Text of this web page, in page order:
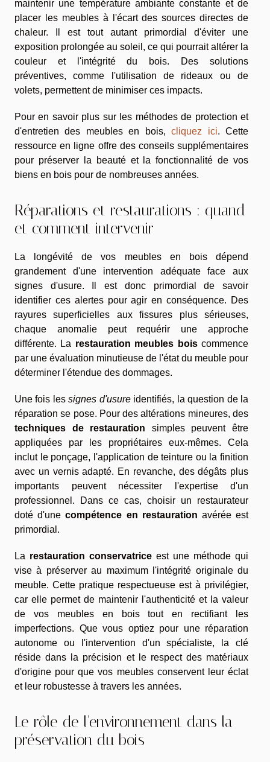
maintenir une température ambiante constante et de
placer les meubles à l'écart des sources directes de
chaleur. Il est tout autant primordial d'éviter une
exposition prolongée au soleil, ce qui pourrait altérer la
couleur et l'intégrité du bois. Des solutions
préventives, comme l'utilisation de rideaux ou de
volets, permettent de minimiser ces impacts.
Pour en savoir plus sur les méthodes de protection et
d'entretien des meubles en bois,cliquez ici. Cette
ressource en ligne offre des conseils supplémentaires
pour préserver la beauté et la fonctionnalité de vos
biens en bois pour de nombreuses années.
Réparations et restaurations : quand
et comment intervenir
La longévité de vos meubles en bois dépend
grandement d'une intervention adéquate face aux
signes d'usure. Il est donc primordial de savoir
identifier ces alertes pour agir en conséquence. Des
rayures superficielles aux fissures plus sérieuses,
chaque anomalie peut requérir une approche
différente. La restauration meubles boiscommence
par une évaluation minutieuse de l'état du meuble pour
déterminer l'étendue des dommages.
Une fois lessignes d'usureidentifiés, la question de la
réparation se pose. Pour des altérations mineures, des
techniques de restauration simples peuvent être
appliquées par les propriétaires eux-mêmes. Cela
inclut le ponçage, l'application de teinture ou la finition
avec un vernis adapté. En revanche, des dégâts plus
importants peuvent nécessiter l'expertise d'un
professionnel. Dans ce cas, choisir un restaurateur
doté d'unecompétence en restauration avérée est
primordial.
La restauration conservatrice est une méthode qui
vise à préserver au maximum l'intégrité originale du
meuble. Cette pratique respectueuse est à privilégier,
car elle permet de maintenir l'authenticité et la valeur
de vos meubles en bois tout en rectifiant les
imperfections. Que vous optiez pour une réparation
autonome ou l'intervention d'un spécialiste, la clé
réside dans la précision et le respect des matériaux
d'origine pour que vos meubles conservent leur éclat
et leur robustesse à travers les années.
Le rôle de l'environnement dans la
préservation du bois